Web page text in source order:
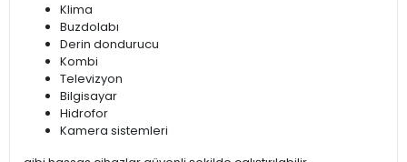
Klima
Buzdolabı
Derin dondurucu
Kombi
Televizyon
Bilgisayar
Hidrofor
Kamera sistemleri